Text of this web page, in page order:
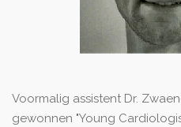
Voormalig assistent Dr.
gewonnen "Young